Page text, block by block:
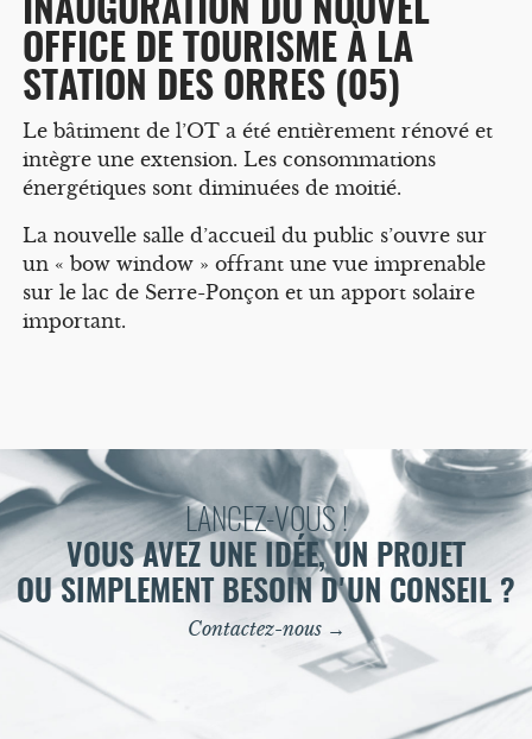
INAUGURATION DU NOUVEL
OFFICE DE TOURISME À LA
STATION DES ORRES (05)
Le bâtiment de l’OT a été entièrement rénové et
intègre une extension. Les consommations
énergétiques sont diminuées de moitié.
La nouvelle salle d’accueil du public s’ouvre sur
un « bow window » offrant une vue imprenable
sur le lac de Serre-Ponçon et un apport solaire
important.
LANCEZ-VOUS !
VOUS AVEZ UNE IDÉE, UN PROJET
OU SIMPLEMENT BESOIN D'UN CONSEIL ?
Contactez-nous →